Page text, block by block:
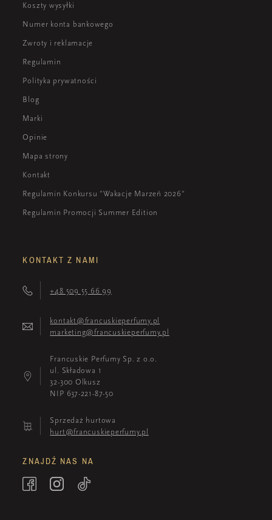
Koszty wysyłki
Numer konta bankowego
Zwroty i reklamacje
Regulamin
Polityka prywatności
Blog
Marki
Opinie
Mapa strony
Kontakt
Regulamin Konkursu "Wakacje Marzeń 2026"
Regulamin Promocji Summer Edition
KONTAKT Z NAMI
+48 509 55 66 99
kontakt@francuskieperfumy.pl
marketing@francuskieperfumy.pl
Francuskie Perfumy Sp. z o.o.
ul. Składowa 1
32-300 Olkusz
NIP 637-221-87-50
Sprzedaż hurtowa
hurt@francuskieperfumy.pl
ZNAJDŹ NAS NA